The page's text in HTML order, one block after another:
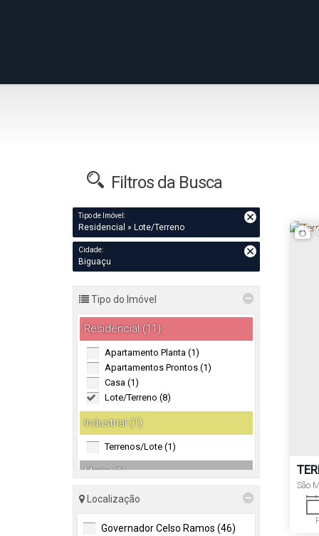
Filtros da Busca
Tipo de Imóvel:
Residencial » Lote/Terreno
Cidade:
Biguaçu
Tipo do Imóvel
Residencial (11)
Apartamento Planta (1)
Apartamentos Prontos (1)
Casa (1)
Lote/Terreno (8)
Industrial (1)
Terrenos/Lote (1)
Misto (1)
Sitio / Chacára (1)
Localização
Governador Celso Ramos (46)
São